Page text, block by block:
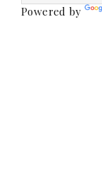
Powered by